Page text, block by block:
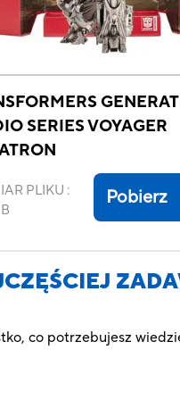
SERIES VOYAGER
PLIKU :
Pobierz
co potrzebujesz